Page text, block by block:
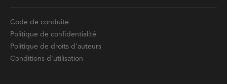
Code de conduite
Politique de confidentialité
Politique de droits d'auteurs
Conditions d'utilisation